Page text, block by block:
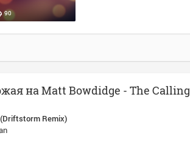
90
на Matt Bowdidge - The Calling
Remix)